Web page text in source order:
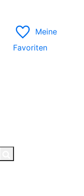
Meine
Favoriten